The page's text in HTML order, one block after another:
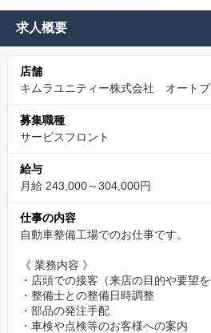
求人概要
店舗
キムラユニティー株式会社 オート
募集職種
サービスフロント
給与
月給 243,000～304,000円
仕事の内容
自動車整備工場でのお仕事です。
《 業務内容 》
・店頭での接客（来店の目的や要望
・整備士との整備日時調整
・部品の発注手配
・車検や点検等のお客様への案内